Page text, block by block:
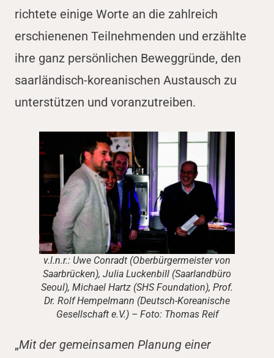
richtete einige Worte an die zahlreich
erschienenen Teilnehmenden und erzählte
ihre ganz persönlichen Beweggründe, den
saarländisch-koreanischen Austausch zu
unterstützen und voranzutreiben.
v.l.n.r.: Uwe Conradt (Oberbürgermeister von
Saarbrücken), Julia Luckenbill (Saarlandbüro
Seoul), Michael Hartz (SHS Foundation), Prof.
Dr. Rolf Hempelmann (Deutsch-Koreanische
Gesellschaft e.V.) – Foto: Thomas Reif
„Mit der gemeinsamen Planung einer